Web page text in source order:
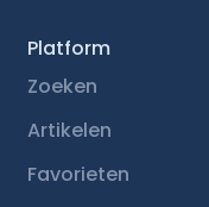
Platform
Zoeken
Artikelen
Favorieten